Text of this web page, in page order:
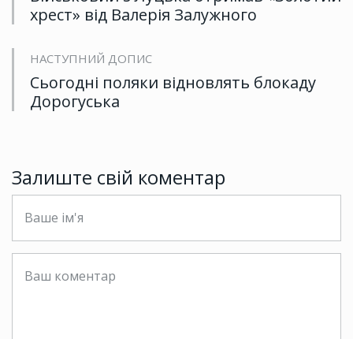
хрест» від Валерія Залужного
НАСТУПНИЙ ДОПИС
Сьогодні поляки відновлять блокаду
Дорогуська
Залиште свій коментар